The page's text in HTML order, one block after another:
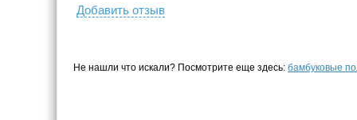
Добавить отзыв
Не нашли что искали? Посмотрите еще здесь: бамбуковые